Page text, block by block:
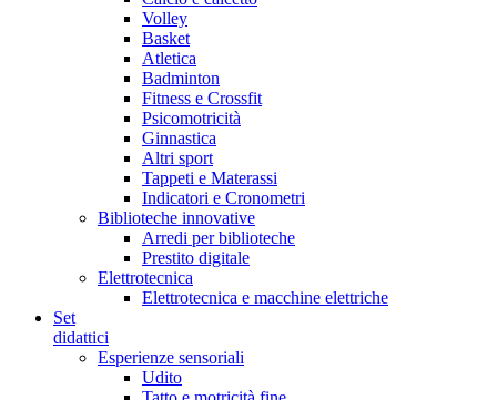
Volley
Basket
Atletica
Badminton
Fitness e Crossfit
Psicomotricità
Ginnastica
Altri sport
Tappeti e Materassi
Indicatori e Cronometri
Biblioteche innovative
Arredi per biblioteche
Prestito digitale
Elettrotecnica
Elettrotecnica e macchine elettriche
Set
didattici
Esperienze sensoriali
Udito